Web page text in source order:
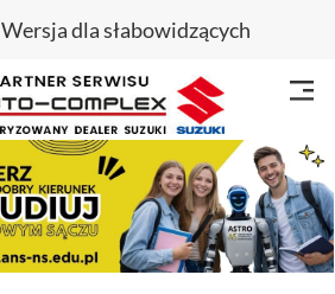
Wersja dla słabowidzących